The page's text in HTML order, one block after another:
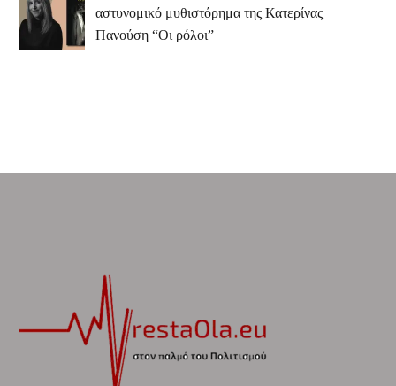
αστυνομικό μυθιστόρημα της Κατερίνας
Πανούση “Οι ρόλοι”